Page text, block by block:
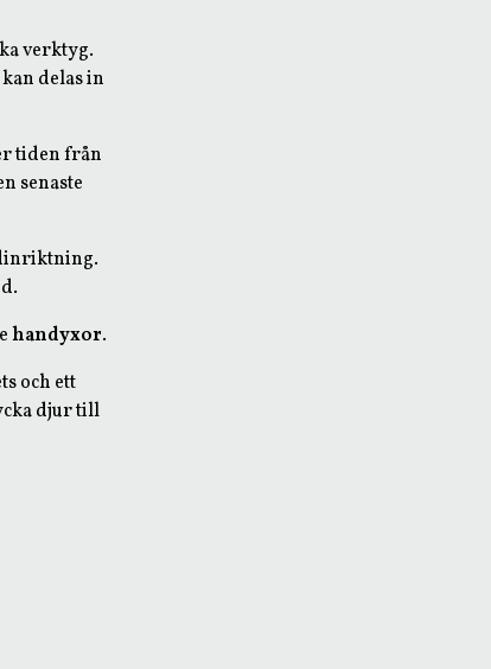
verktyg.
delas in
tiden från
senaste
handyxor.
och ett
djur till